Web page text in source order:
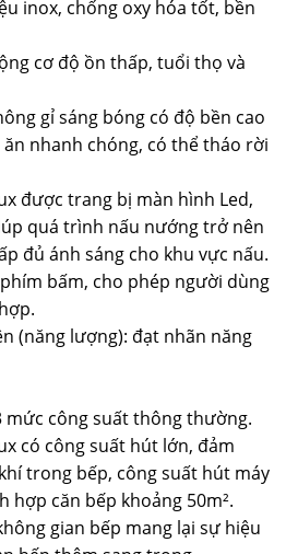
inox, chống oxy hóa tốt, bền
cơ độ ồn thấp, tuổi thọ và
gỉ sáng bóng có độ bền cao
nhanh chóng, có thể tháo rời
được trang bị màn hình Led,
quá trình nấu nướng trở nên
đủ ánh sáng cho khu vực nấu.
bấm, cho phép người dùng
(năng lượng): đạt nhãn năng
mức công suất thông thường.
có công suất hút lớn, đảm
trong bếp, công suất hút máy
hợp căn bếp khoảng 50m².
gian bếp mang lại sự hiệu